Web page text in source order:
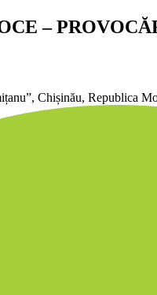
–
Chișinău, Republica